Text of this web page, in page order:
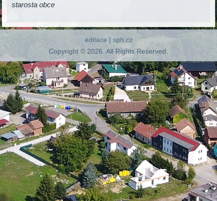
starosta obce
editace | sph.cz
Copyright © 2026. All Rights Reserved.